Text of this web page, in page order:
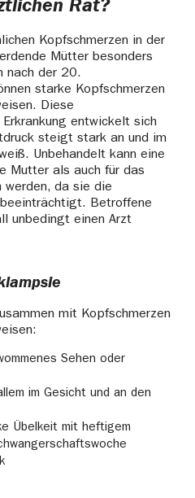
Rat?
Kopfschmerzen in der
Mütter besonders
nach der 20.
starke Kopfschmerzen
Diese
entwickelt sich
steigt stark an und im
Unbehandelt kann eine
Mutter als auch für das
werden, da sie die
Betroffene
unbedingt einen Arzt
mit Kopfschmerzen
Sehen oder
im Gesicht und an den
Übelkeit mit heftigem